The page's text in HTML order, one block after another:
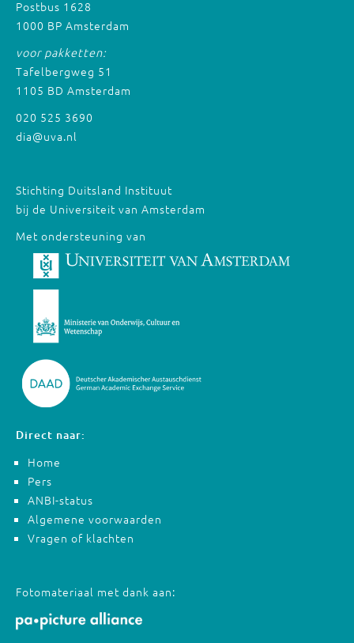
Postbus 1628
1000 BP Amsterdam
voor pakketten:
Tafelbergweg 51
1105 BD Amsterdam
020 525 3690
dia@uva.nl
Stichting Duitsland Instituut
bij de Universiteit van Amsterdam
Met ondersteuning van
Direct naar:
Home
Pers
ANBI-status
Algemene voorwaarden
Vragen of klachten
Fotomateriaal met dank aan: